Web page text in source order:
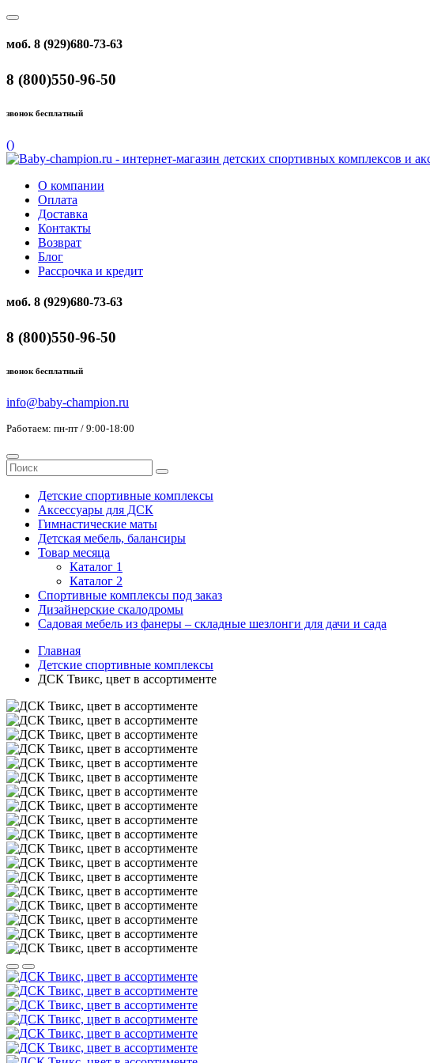
моб. 8 (929)680-73-63
8 (800)550-96-50
звонок бесплатный
()
О компании
Оплата
Доставка
Контакты
Возврат
Блог
Рассрочка и кредит
моб. 8 (929)680-73-63
8 (800)550-96-50
звонок бесплатный
info@baby-champion.ru
Работаем: пн-пт / 9:00-18:00
Детские спортивные комплексы
Аксессуары для ДСК
Гимнастические маты
Детская мебель, балансиры
Товар месяца
Каталог 1
Каталог 2
Спортивные комплексы под заказ
Дизайнерские скалодромы
Садовая мебель из фанеры – складные шезлонги для дачи и сада
Главная
Детские спортивные комплексы
ДСК Твикс, цвет в ассортименте